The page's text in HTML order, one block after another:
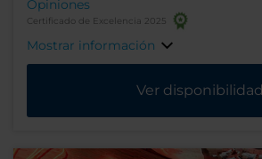
Opiniones
Certificado de Excelencia 2025
Mostrar información
Ver disponibilidad